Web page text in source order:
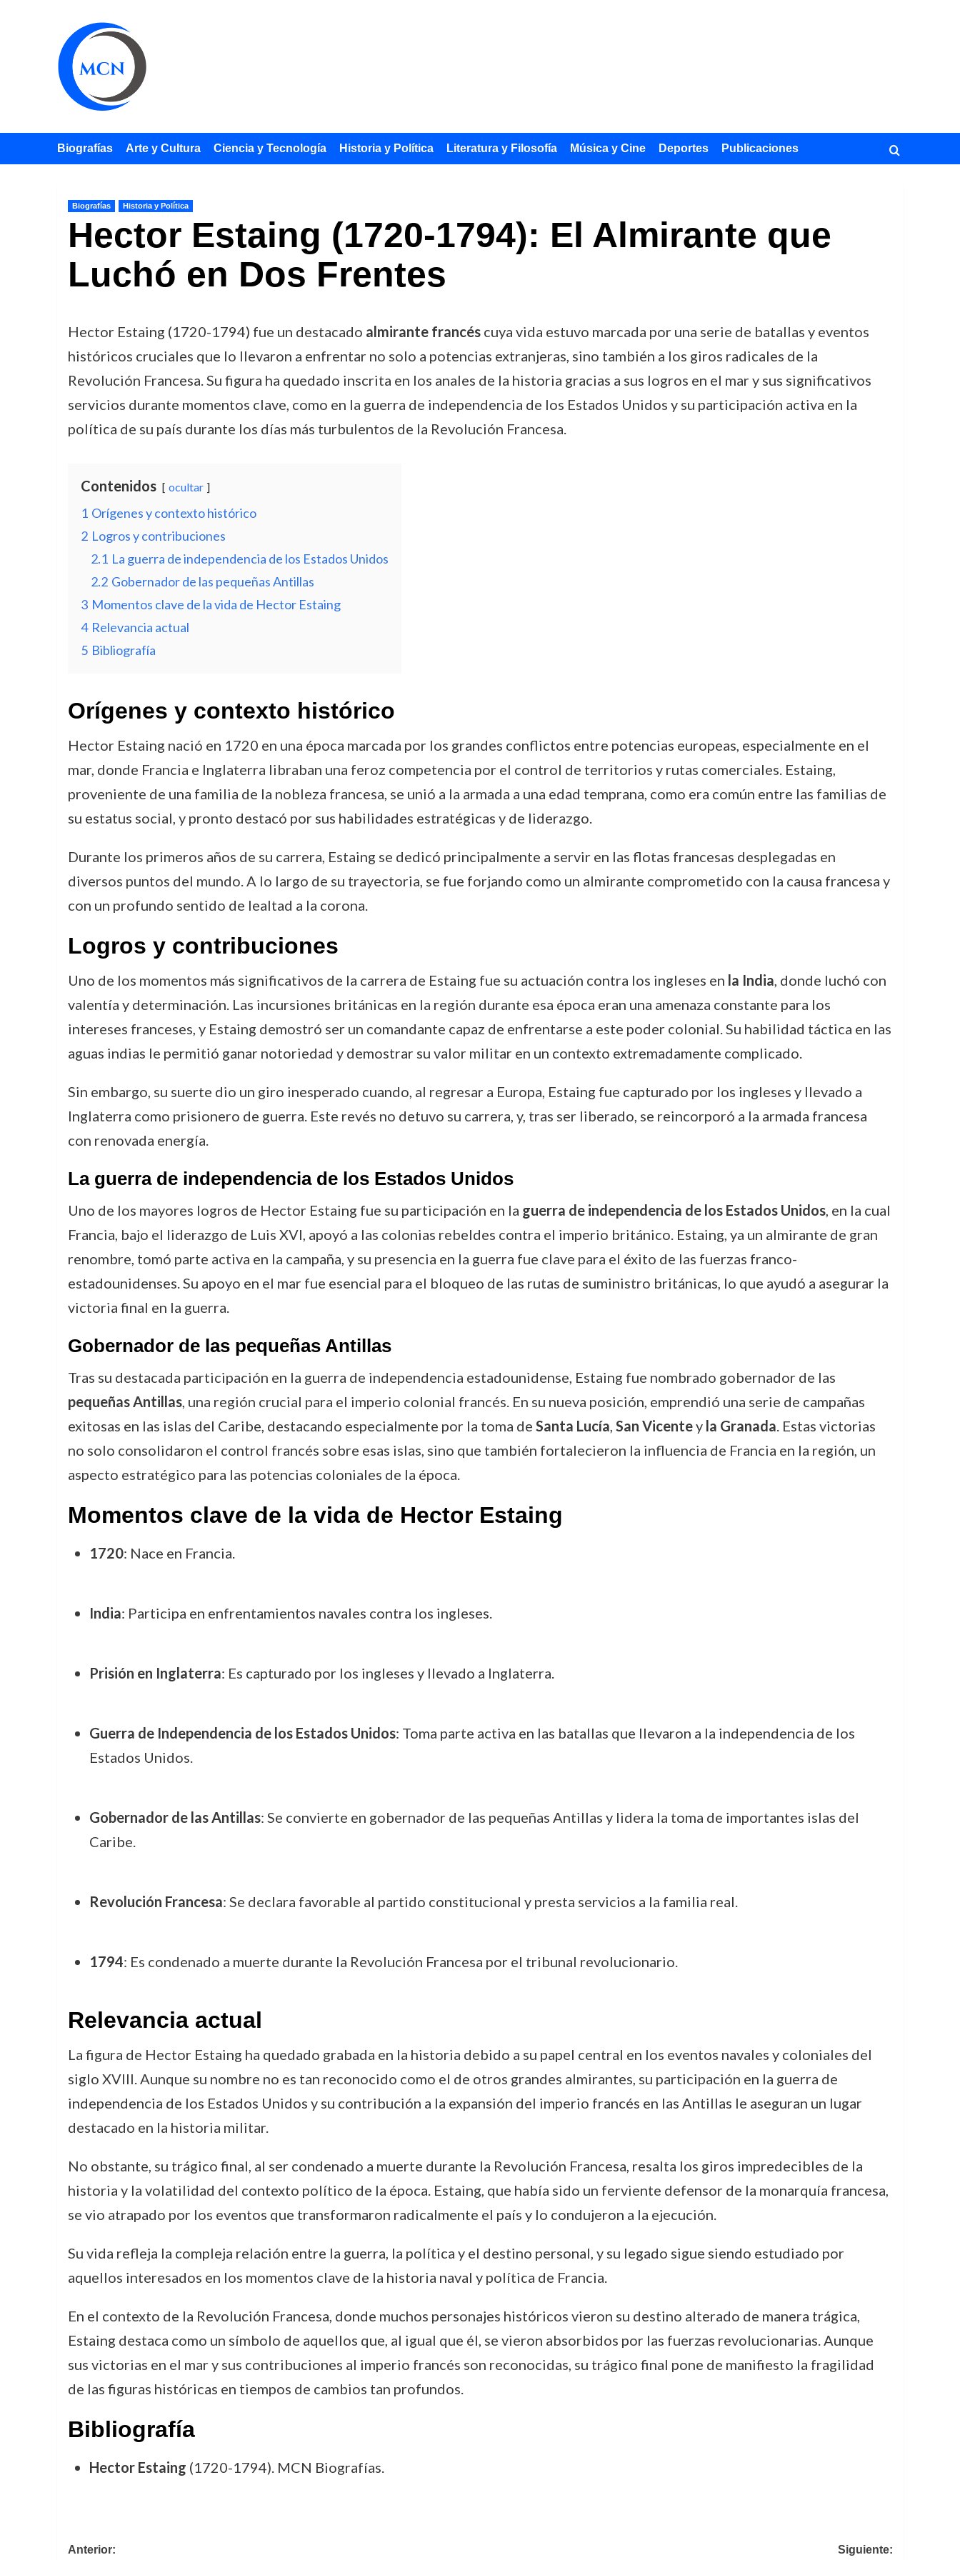
Biografías Arte y Cultura Ciencia y Tecnología Historia y Política Literatura y Filosofía Música y Cine Deportes Publicaciones
Biografías Historia y Política
Hector Estaing (1720-1794): El Almirante que
Luchó en Dos Frentes
Hector Estaing (1720-1794) fue un destacado almirante francéscuya vida estuvo marcada por una serie de batallas y eventos
históricos cruciales que lo llevaron a enfrentar no solo a potencias extranjeras, sino también a los giros radicales de la
Revolución Francesa. Su figura ha quedado inscrita en los anales de la historia gracias a sus logros en el mar y sus significativos
servicios durante momentos clave, como en la guerra de independencia de los Estados Unidos y su participación activa en la
política de su país durante los días más turbulentos de la Revolución Francesa.
Contenidos ocultar
1 Orígenes y contexto histórico
2 Logros y contribuciones
2.1 La guerra de independencia de los Estados Unidos
2.2 Gobernador de las pequeñas Antillas
3 Momentos clave de la vida de Hector Estaing
4 Relevancia actual
5 Bibliografía
Orígenes y contexto histórico
Hector Estaing nació en 1720 en una época marcada por los grandes conflictos entre potencias europeas, especialmente en el
mar, donde Francia e Inglaterra libraban una feroz competencia por el control de territorios y rutas comerciales. Estaing,
proveniente de una familia de la nobleza francesa, se unió a la armada a una edad temprana, como era común entre las familias de
su estatus social, y pronto destacó por sus habilidades estratégicas y de liderazgo.
Durante los primeros años de su carrera, Estaing se dedicó principalmente a servir en las flotas francesas desplegadas en
diversos puntos del mundo. A lo largo de su trayectoria, se fue forjando como un almirante comprometido con la causa francesa y
con un profundo sentido de lealtad a la corona.
Logros y contribuciones
Uno de los momentos más significativos de la carrera de Estaing fue su actuación contra los ingleses en la India, donde luchó con
valentía y determinación. Las incursiones británicas en la región durante esa época eran una amenaza constante para los
intereses franceses, y Estaing demostró ser un comandante capaz de enfrentarse a este poder colonial. Su habilidad táctica en las
aguas indias le permitió ganar notoriedad y demostrar su valor militar en un contexto extremadamente complicado.
Sin embargo, su suerte dio un giro inesperado cuando, al regresar a Europa, Estaing fue capturado por los ingleses y llevado a
Inglaterra como prisionero de guerra. Este revés no detuvo su carrera, y, tras ser liberado, se reincorporó a la armada francesa
con renovada energía.
La guerra de independencia de los Estados Unidos
Uno de los mayores logros de Hector Estaing fue su participación en la guerra de independencia de los Estados Unidos, en la cual
Francia, bajo el liderazgo de Luis XVI, apoyó a las colonias rebeldes contra el imperio británico. Estaing, ya un almirante de gran
renombre, tomó parte activa en la campaña, y su presencia en la guerra fue clave para el éxito de las fuerzas franco-
estadounidenses. Su apoyo en el mar fue esencial para el bloqueo de las rutas de suministro británicas, lo que ayudó a asegurar la
victoria final en la guerra.
Gobernador de las pequeñas Antillas
Tras su destacada participación en la guerra de independencia estadounidense, Estaing fue nombrado gobernador de las
pequeñas Antillas, una región crucial para el imperio colonial francés. En su nueva posición, emprendió una serie de campañas
exitosas en las islas del Caribe, destacando especialmente por la toma de Santa Lucía, San Vicentey la Granada. Estas victorias
no solo consolidaron el control francés sobre esas islas, sino que también fortalecieron la influencia de Francia en la región, un
aspecto estratégico para las potencias coloniales de la época.
Momentos clave de la vida de Hector Estaing
1720: Nace en Francia.
India: Participa en enfrentamientos navales contra los ingleses.
Prisión en Inglaterra: Es capturado por los ingleses y llevado a Inglaterra.
Guerra de Independencia de los Estados Unidos: Toma parte activa en las batallas que llevaron a la independencia de los
Estados Unidos.
Gobernador de las Antillas: Se convierte en gobernador de las pequeñas Antillas y lidera la toma de importantes islas del
Caribe.
Revolución Francesa: Se declara favorable al partido constitucional y presta servicios a la familia real.
1794: Es condenado a muerte durante la Revolución Francesa por el tribunal revolucionario.
Relevancia actual
La figura de Hector Estaing ha quedado grabada en la historia debido a su papel central en los eventos navales y coloniales del
siglo XVIII. Aunque su nombre no es tan reconocido como el de otros grandes almirantes, su participación en la guerra de
independencia de los Estados Unidos y su contribución a la expansión del imperio francés en las Antillas le aseguran un lugar
destacado en la historia militar.
No obstante, su trágico final, al ser condenado a muerte durante la Revolución Francesa, resalta los giros impredecibles de la
historia y la volatilidad del contexto político de la época. Estaing, que había sido un ferviente defensor de la monarquía francesa,
se vio atrapado por los eventos que transformaron radicalmente el país y lo condujeron a la ejecución.
Su vida refleja la compleja relación entre la guerra, la política y el destino personal, y su legado sigue siendo estudiado por
aquellos interesados en los momentos clave de la historia naval y política de Francia.
En el contexto de la Revolución Francesa, donde muchos personajes históricos vieron su destino alterado de manera trágica,
Estaing destaca como un símbolo de aquellos que, al igual que él, se vieron absorbidos por las fuerzas revolucionarias. Aunque
sus victorias en el mar y sus contribuciones al imperio francés son reconocidas, su trágico final pone de manifiesto la fragilidad
de las figuras históricas en tiempos de cambios tan profundos.
Bibliografía
Hector Estaing (1720-1794). MCN Biografías.
Navegación
Anterior: Siguiente: